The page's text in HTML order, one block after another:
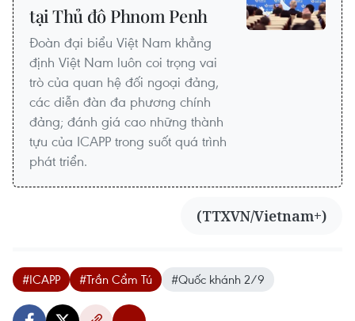
tại Thủ đô Phnom Penh
Đoàn đại biểu Việt Nam khẳng
định Việt Nam luôn coi trọng vai
trò của quan hệ đối ngoại đảng,
các diễn đàn đa phương chính
đảng; đánh giá cao những thành
tựu của ICAPP trong suốt quá trình
phát triển.
(TTXVN/Vietnam+)
#ICAPP #Trần Cẩm Tú #Quốc khánh 2/9